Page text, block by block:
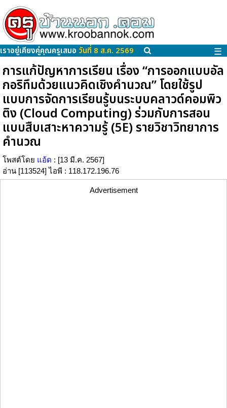
เราอยู่เคียงคู่คุณครูเสมอ วันที่ 8 ส.ค. 2569 ☰
การแก้ปัญหาการเรียน เรื่อง “การออกแบบอัล
กอริทึมด้วยแนวคิดเชิงคำนวณ” โดยใช้รูป
แบบการจัดการเรียนรู้บนระบบคลาวด์คอมพิว
ติง (Cloud Computing) ร่วมกับการสอน
แบบสืบเสาะหาความรู้ (5E) รายวิชาวิทยาการ
คำนวณ
โพสต์โดย แอ้ด : [13 มี.ค. 2567]
อ่าน [113524] ไอพี : 118.172.196.76
Advertisement